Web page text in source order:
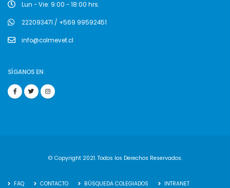
Lun - Vie: 9:00 - 18:00 hrs.
222093471 / +569 99592451
info@colmevet.cl
SÍGANOS EN
© Copyright 2021. Todos los Derechos Reservados.
FAQ CONTACTO BÚSQUEDA COLEGIADOS INTRANET